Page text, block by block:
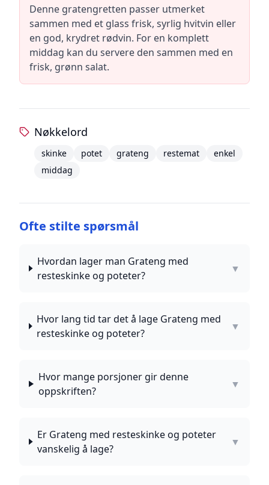
Denne gratengretten passer utmerket
sammen med et glass frisk, syrlig hvitvin eller
en god, krydret rødvin. For en komplett
middag kan du servere den sammen med en
frisk, grønn salat.
Nøkkelord
skinke potet grateng restemat
enkel
middag
Ofte stilte spørsmål
Hvordan lager man Grateng med
resteskinke og poteter?
▼
Hvor lang tid tar det å lage Grateng med
resteskinke og poteter?
▼
Hvor mange porsjoner gir denne
oppskriften?
▼
Er Grateng med resteskinke og poteter
vanskelig å lage?
▼